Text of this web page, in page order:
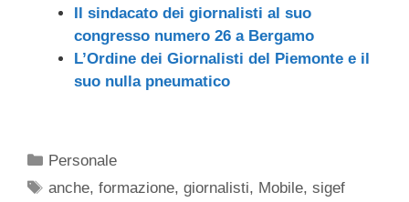
Il sindacato dei giornalisti al suo
congresso numero 26 a Bergamo
L’Ordine dei Giornalisti del Piemonte e il
suo nulla pneumatico
Categorie
Personale
Tag
anche,formazione,giornalisti, Mobile,sigef